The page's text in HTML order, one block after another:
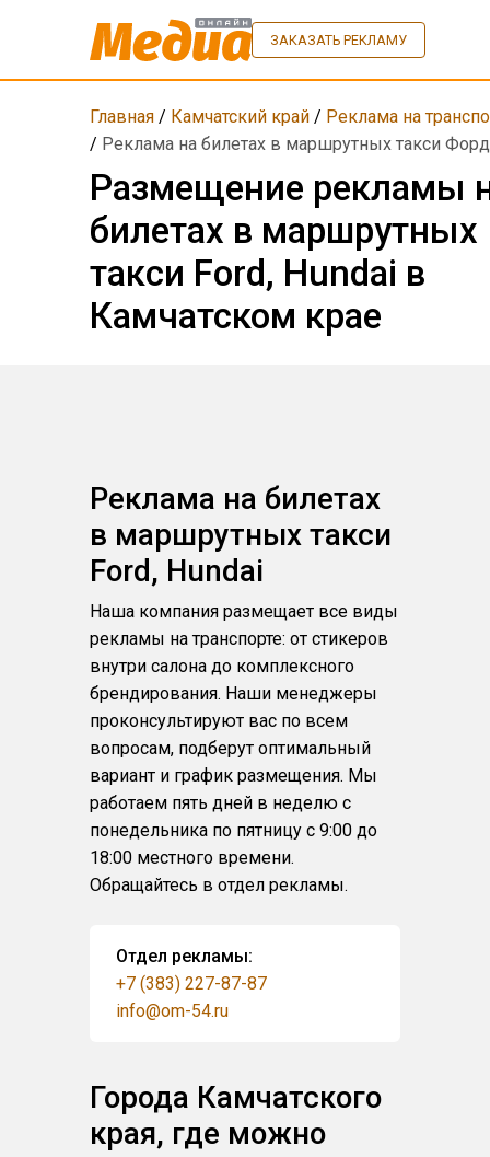
ЗАКАЗАТЬ РЕКЛАМУ
Главная / Камчатский край / Реклама на
/ Реклама на билетах в маршрутных такси
Размещение рекламы
билетах в маршрутных
такси Ford, Hundai в
Камчатском крае
Реклама на билетах
в маршрутных такси
Ford, Hundai
Наша компания размещает все виды
рекламы на транспорте: от стикеров
внутри салона до комплексного
брендирования. Наши менеджеры
проконсультируют вас по всем
вопросам, подберут оптимальный
вариант и график размещения. Мы
работаем пять дней в неделю с
понедельника по пятницу с 9:00 до
18:00 местного времени.
Обращайтесь в отдел рекламы.
Отдел рекламы:
+7 (383) 227-87-87
info@om-54.ru
Города Камчатского
края, где можно